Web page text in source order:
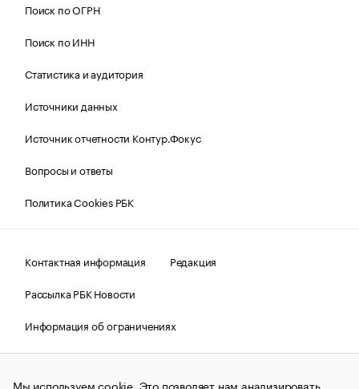
Поиск по ОГРН
Поиск по ИНН
Статистика и аудитория
Источники данных
Источник отчетности Контур.Фокус
Вопросы и ответы
Политика Cookies РБК
Контактная информация
Редакция
Рассылка РБК Новости
Информация об ограничениях
Правовая информация
О соблюдении авторских прав
Мы используем cookie. Это позволяет нам анализировать